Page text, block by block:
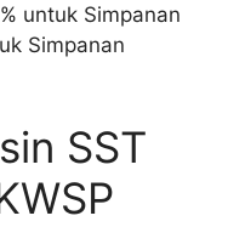
untuk Simpanan
Simpanan
SST